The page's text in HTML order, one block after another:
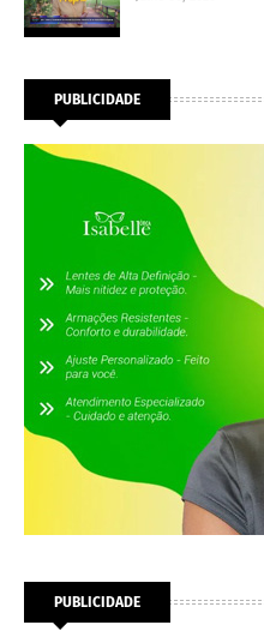
PUBLICIDADE
PUBLICIDADE